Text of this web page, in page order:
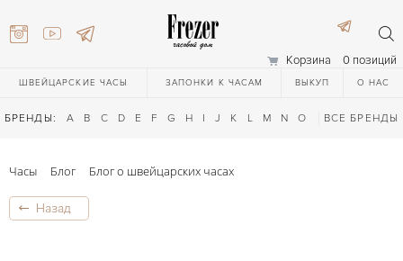
Корзина 0 позиций
ШВЕЙЦАРСКИЕ ЧАСЫ ЗАПОНКИ К ЧАСАМ ВЫКУП О НАС
БРЕНДЫ: A B C D E F G H I J K L M N O Q R S T
ВСЕ БРЕНДЫ
Часы Блог Блог о швейцарских часах
Назад